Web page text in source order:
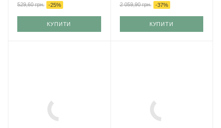
529,60грн. -25%
КУПИТИ
2 059,90грн. -37%
КУПИТИ